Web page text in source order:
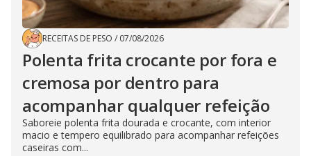
RECEITAS DE PESO / 07/08/2026
Polenta frita crocante por fora e
cremosa por dentro para
acompanhar qualquer refeição
Saboreie polenta frita dourada e crocante, com interior
macio e tempero equilibrado para acompanhar refeições
caseiras com...